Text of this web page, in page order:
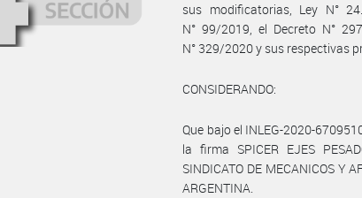
sus modificatorias, Ley N°
N° 99/2019, el Decreto N°
N° 329/2020 y sus respectivas
CONSIDERANDO:
Que bajo el INLEG-2020-
la firma SPICER EJES
SINDICATO DE MECANICOS Y
ARGENTINA.